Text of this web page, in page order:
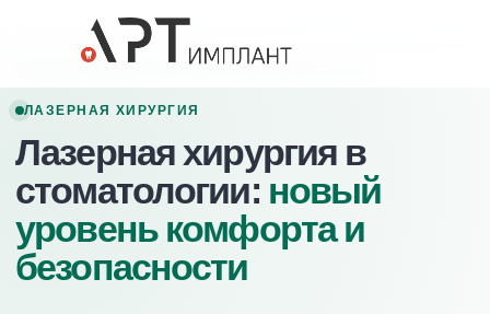
Хирургическая стоматология
ЛАЗЕРНАЯ ХИРУРГИЯ
Лазерная хирургия в
стоматологии: новый
уровень комфорта и
безопасности